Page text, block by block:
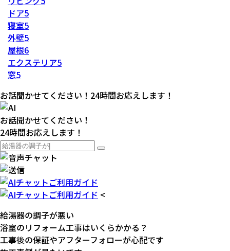
ドア5
寝室5
外壁5
屋根6
エクステリア5
窓5
お話聞かせてください！24時間お応えします！
お話聞かせてください！
24時間お応えします！
<
給湯器の調子が悪い
浴室のリフォーム工事はいくらかかる？
工事後の保証やアフターフォローが心配です